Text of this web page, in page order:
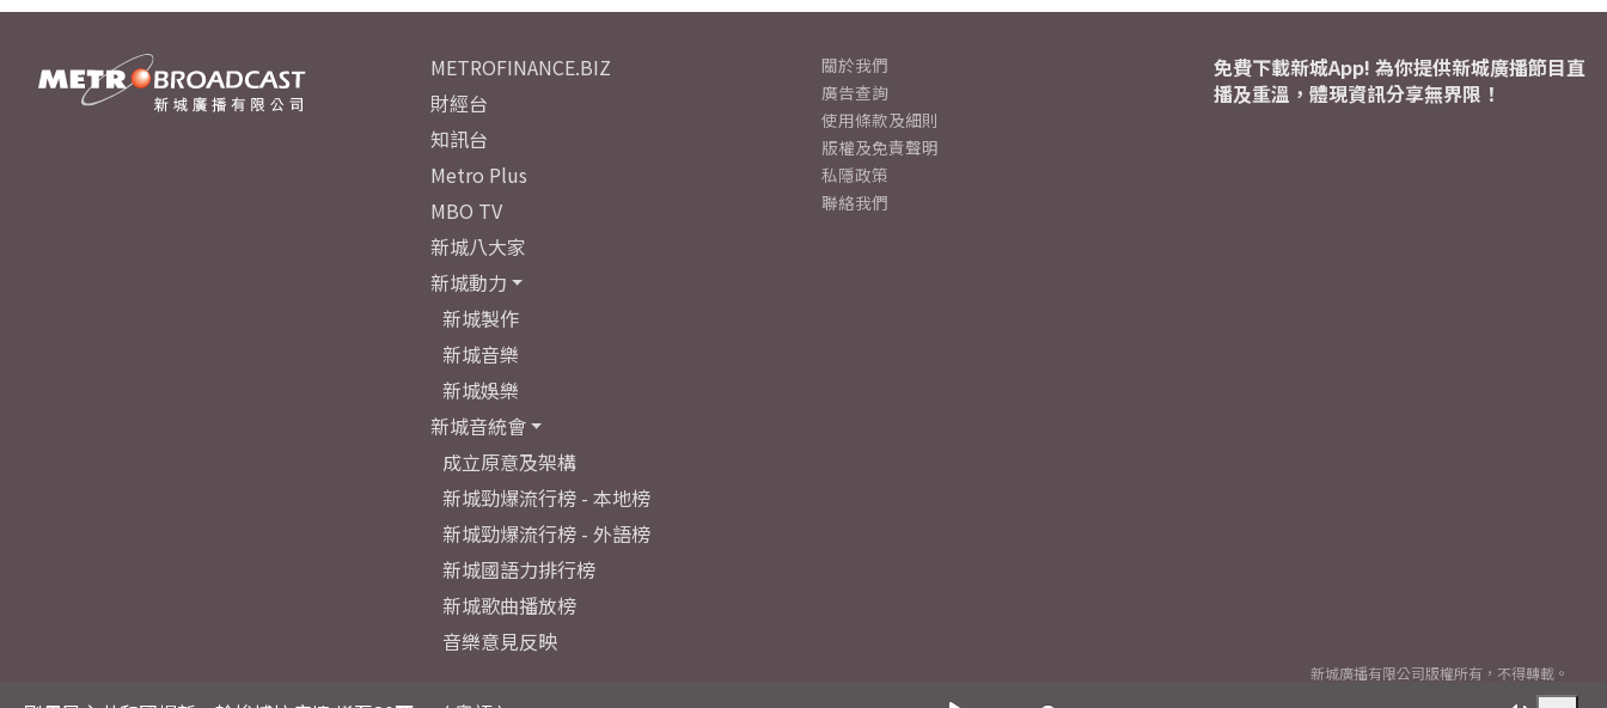
METROFINANCE.BIZ
財經台
知訊台
Metro Plus
MBO TV
新城八大家
新城動力
新城製作
新城音樂
新城娛樂
新城音統會
成立原意及架構
新城勁爆流行榜 - 本地榜
新城勁爆流行榜 - 外語榜
新城國語力排行榜
新城歌曲播放榜
音樂意見反映
關於我們
廣告查詢
使用條款及細則
版權及免責聲明
私隱政策
聯絡我們
免費下載新城App! 為你提供新城廣播節目直
播及重溫，體現資訊分享無界限！
新城廣播有限公司版權所有，不得轉載。
2026© Metro Broadcast Corporation Limited. All rights reserved.